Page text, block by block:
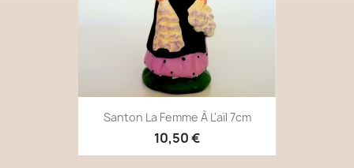
Santon La Femme À L'aïl 7cm
10,50 €